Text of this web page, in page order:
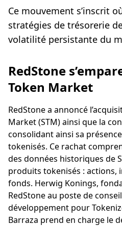
Ce mouvement s’inscrit
stratégies de trésorerie
volatilité persistante du
RedStone
Token Market
RedStone a annoncé
Market (STM) ainsi que la
consolidant ainsi sa
tokenisés. Ce rachat
des données historiques de
produits tokenisés : actions,
fonds. Herwig Konings,
RedStone au poste de
développement pour
Barraza prend en charge le